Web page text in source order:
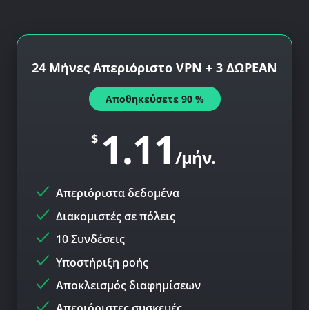
24 Μήνες Απεριόριστο VPN + 3 ΔΩΡΕΑΝ
Αποθηκεύσετε 90 %
$ 1.11 /μήν.
Απεριόριστα δεδομένα
Διακομιστές σεπόλεις
10 Συνδέσεις
Υποστήριξη ροής
Αποκλεισμός διαφημίσεων